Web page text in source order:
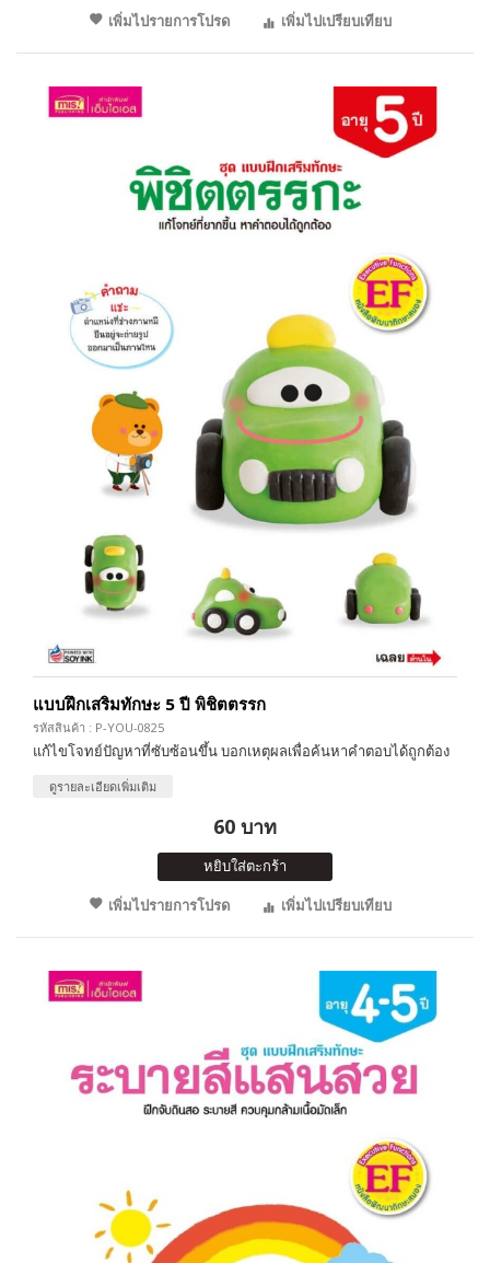
เพิ่มไปรายการโปรด เพิ่มไปเปรียบเทียบ
แบบฝึกเสริมทักษะ 5 ปี พิชิตตรรก
รหัสสินค้า : P-YOU-0825
แก้ไขโจทย์ปัญหาที่ซับซ้อนขึ้น บอกเหตุผลเพื่อค้นหาคำตอบได้ถูกต้อง
ดูรายละเอียดเพิ่มเติม
60 บาท
หยิบใส่ตะกร้า
เพิ่มไปรายการโปรด
เพิ่มไปเปรียบเทียบ